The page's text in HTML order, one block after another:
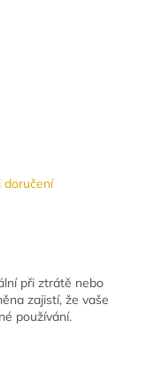
doručení
při ztrátě nebo
zajistí, že vaše
používání.